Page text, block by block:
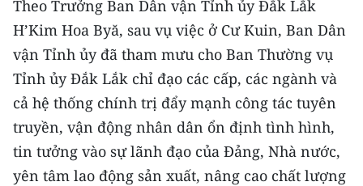
Theo Trưởng Ban Dân vận Tỉnh ủy Đắk Lắk
H’Kim Hoa Byă, sau vụ việc ở Cư Kuin, Ban Dân
vận Tỉnh ủy đã tham mưu cho Ban Thường vụ
Tỉnh ủy Đắk Lắk chỉ đạo các cấp, các ngành và
cả hệ thống chính trị đẩy mạnh công tác tuyên
truyền, vận động nhân dân ổn định tình hình,
tin tưởng vào sự lãnh đạo của Đảng, Nhà nước,
yên tâm lao động sản xuất, nâng cao chất lượng